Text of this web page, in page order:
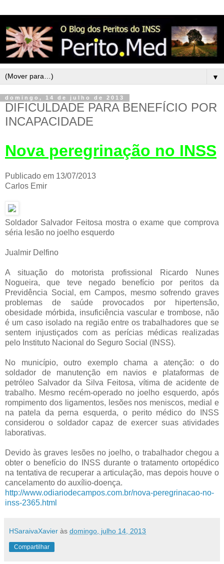
▼
domingo, 14 de julho de 2013
DIFICULDADE PARA BENEFÍCIO POR
INCAPACIDADE
Nova peregrinação no INSS
Publicado em 13/07/2013
Carlos Emir
Soldador Salvador Feitosa mostra o exame que comprova
séria lesão no joelho esquerdo
Jualmir Delfino
A situação do motorista profissional Ricardo Nunes
Nogueira, que teve negado benefício por peritos da
Previdência Social, em Campos, mesmo sofrendo graves
problemas de saúde provocados por hipertensão,
obesidade mórbida, insuficiência vascular e trombose, não
é um caso isolado na região entre os trabalhadores que se
sentem injustiçados com as perícias médicas realizadas
pelo Instituto Nacional do Seguro Social (INSS).
No município, outro exemplo chama a atenção: o do
soldador de manutenção em navios e plataformas de
petróleo Salvador da Silva Feitosa, vítima de acidente de
trabalho. Mesmo recém-operado no joelho esquerdo, após
rompimento dos ligamentos, lesões nos meniscos, medial e
na patela da perna esquerda, o perito médico do INSS
considerou o soldador capaz de exercer suas atividades
laborativas.
Devido às graves lesões no joelho, o trabalhador chegou a
obter o benefício do INSS durante o tratamento ortopédico
na tentativa de recuperar a articulação, mas depois houve o
cancelamento do auxílio-doença.
http://www.odiariodecampos.com.br/nova-peregrinacao-no-
inss-2365.html
HSaraivaXavier às domingo, julho 14, 2013
Compartilhar